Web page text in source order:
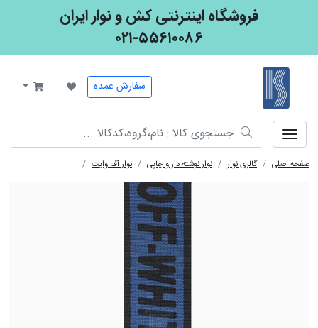
فروشگاه اینترنتی کش و نوار ایران
۰۲۱-۵۵۶۱۰۰۸۶
سفارش عمده
صفحه اصلی گالری نوار نوار نوشته دار و چاپی نوار آف وایت